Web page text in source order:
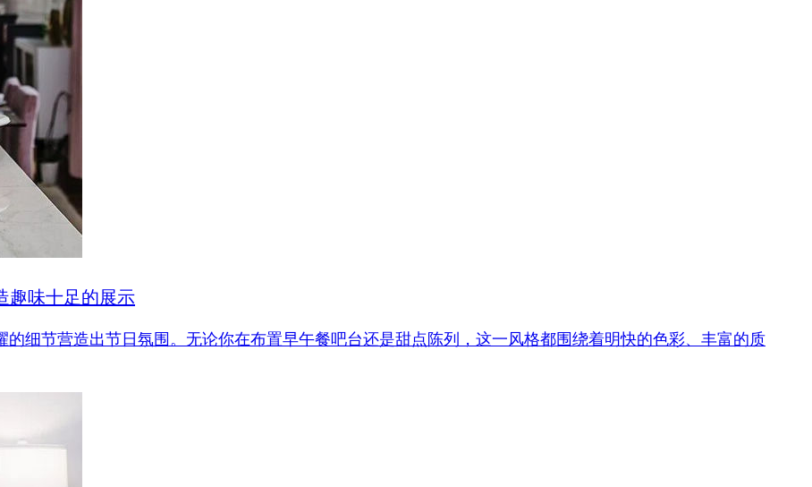
趣味十足的展示
细节营造出节日氛围。无论你在布置早午餐吧台还是甜点陈列，这一风格都围绕着明快的色彩、丰富的质